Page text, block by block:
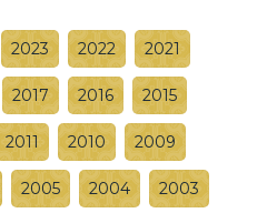
2023 2022 2021
2017 2016 2015
2011 2010 2009
2005 2004 2003